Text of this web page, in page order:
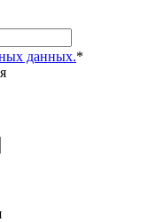
данных.*